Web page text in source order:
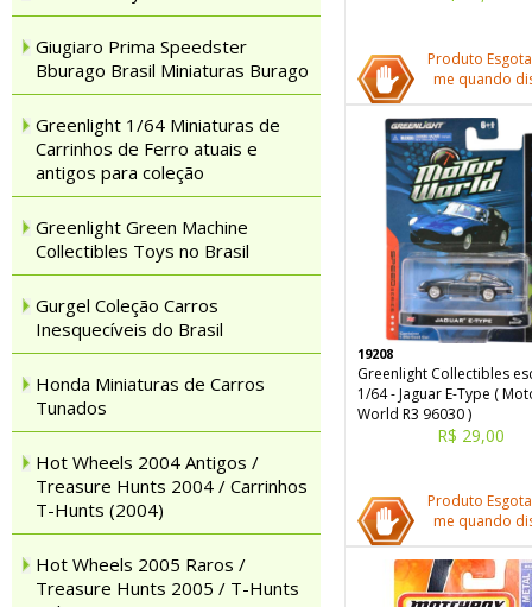
Giugiaro Prima Speedster
Bburago Brasil Miniaturas Burago
Greenlight 1/64 Miniaturas de
Carrinhos de Ferro atuais e
antigos para coleção
Greenlight Green Machine
Collectibles Toys no Brasil
Gurgel Coleção Carros
Inesquecíveis do Brasil
Honda Miniaturas de Carros
Tunados
Hot Wheels 2004 Antigos /
Treasure Hunts 2004 / Carrinhos
T-Hunts (2004)
Hot Wheels 2005 Raros /
Treasure Hunts 2005 / T-Hunts
Produto
me quando
19208
Greenlight Collectibles
1/64 - Jaguar E-Type (
World R3 96030 )
R$ 29,00
Produto
me quando